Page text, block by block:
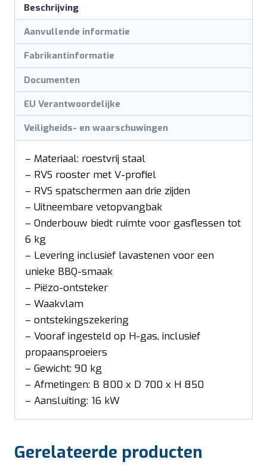
Beschrijving
Aanvullende informatie
Fabrikantinformatie
Documenten
EU Verantwoordelijke
Veiligheids- en waarschuwingen
– Materiaal: roestvrij staal
– RVS rooster met V-profiel
– RVS spatschermen aan drie zijden
– Uitneembare vetopvangbak
– Onderbouw biedt ruimte voor gasflessen tot
6 kg
– Levering inclusief lavastenen voor een
unieke BBQ-smaak
– Piëzo-ontsteker
– Waakvlam
– ontstekingszekering
– Vooraf ingesteld op H-gas, inclusief
propaansproeiers
– Gewicht: 90 kg
– Afmetingen: B 800 x D 700 x H 850
– Aansluiting: 16 kW
Gerelateerde producten